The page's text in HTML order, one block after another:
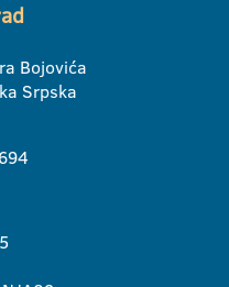
Bojovića
Srpska